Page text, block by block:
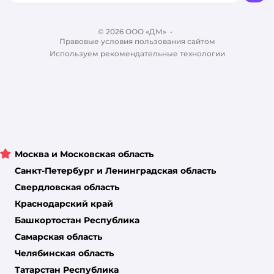
Блог
© 2026 ООО «ДМ» •
Правовые условия пользования сайтом
Используем рекомендательные технологии
Москва и Московская область
Санкт-Петербург и Ленинградская область
Свердловская область
Краснодарский край
Башкортостан Республика
Самарская область
Челябинская область
Татарстан Республика